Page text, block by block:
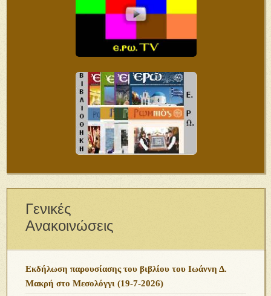
Γενικές
Ανακοινώσεις
Εκδήλωση παρουσίασης του βιβλίου του Ιωάννη Δ.
Μακρή στο Μεσολόγγι (19-7-2026)